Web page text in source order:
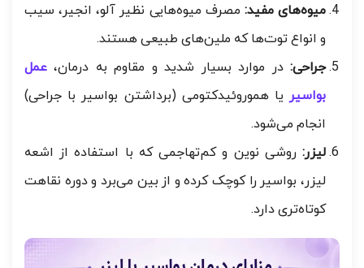
میوه‌های مفید: مصرف میوه‌هایی نظیر آلو، انجیر، سیب
و انواع توت‌ها که ملین‌های طبیعی هستند.
جراحی: در موارد بسیار شدید و مقاوم به درمان، عمل
بواسیر یا هموروئیدکتومی (برداشتن بواسیر با جراحی)
انجام می‌شود.
لیزر: روشی نوین و کم‌تهاجمی که با استفاده از اشعه
لیزر، بواسیر را کوچک کرده و از بین می‌برد و دوره نقاهت
کوتاه‌تری دارد.